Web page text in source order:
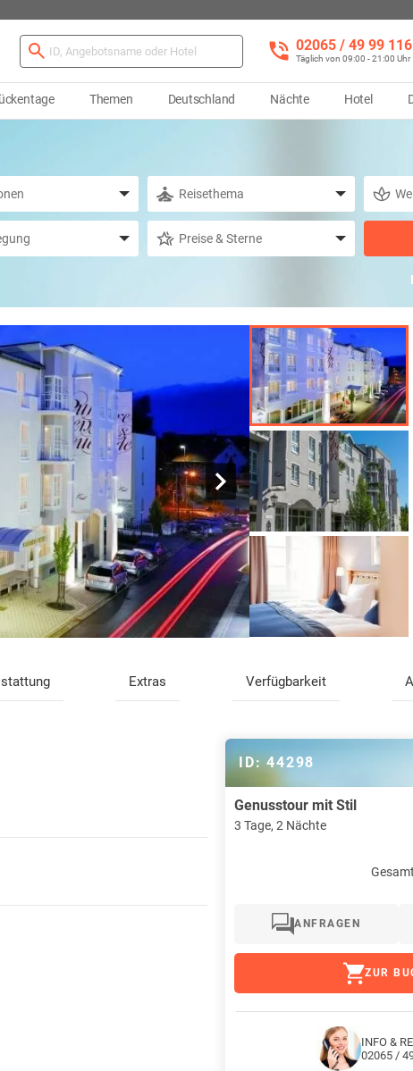
02065 / 49 ‌99 116
Täglich von 09:00 - 21:00 Uhr
Themen Deutschland Nächte Hotel
Extras Verfügbarkeit
ID: 44298
Genusstour mit Stil
3 Tage, 2 Nächte
ANFRAGEN
ZUR
INFO &
02065 /